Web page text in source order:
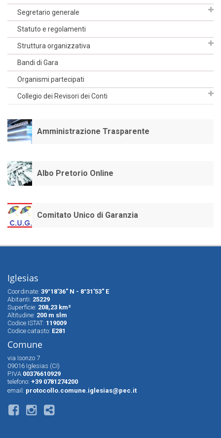
Segretario generale
Statuto e regolamenti
Struttura organizzativa
Bandi di Gara
Organismi partecipati
Collegio dei Revisori dei Conti
Amministrazione Trasparente
Albo Pretorio Online
Comitato Unico di Garanzia
Iglesias
Coordinate: 39°18'36" N - 8°31'53" E
Abitanti: 25229
Superfìcie: 208,23 km²
Altitudine: 200 m slm
Codice ISTAT: 119009
Codice catasto: E281
Comune
via Isonzo 7
09016 Iglesias (CI)
P.IVA 00376610929
telefono: +39 0781274200
email: protocollo.comune.iglesias@pec.it